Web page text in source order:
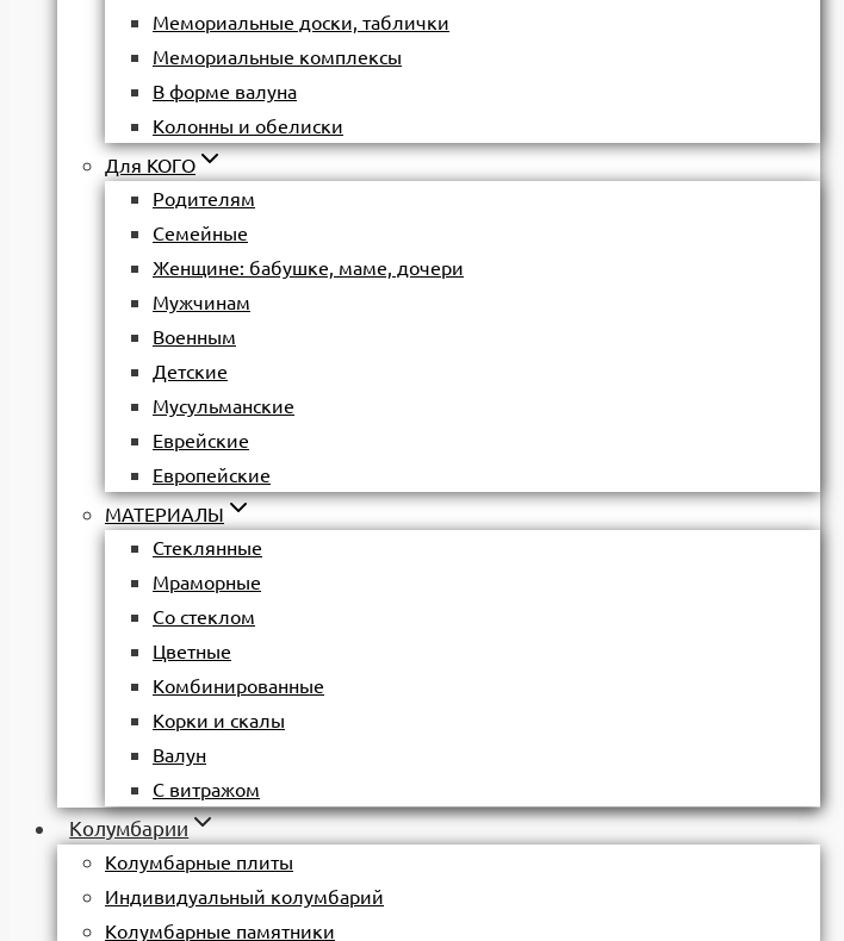
Мемориальные доски, таблички
Мемориальные комплексы
В форме валуна
Колонны и обелиски
Для КОГО
Родителям
Семейные
Женщине: бабушке, маме, дочери
Мужчинам
Военным
Детские
Мусульманские
Еврейские
Европейские
МАТЕРИАЛЫ
Стеклянные
Мраморные
Со стеклом
Цветные
Комбинированные
Корки и скалы
Валун
С витражом
Колумбарии
Колумбарные плиты
Индивидуальный колумбарий
Колумбарные памятники